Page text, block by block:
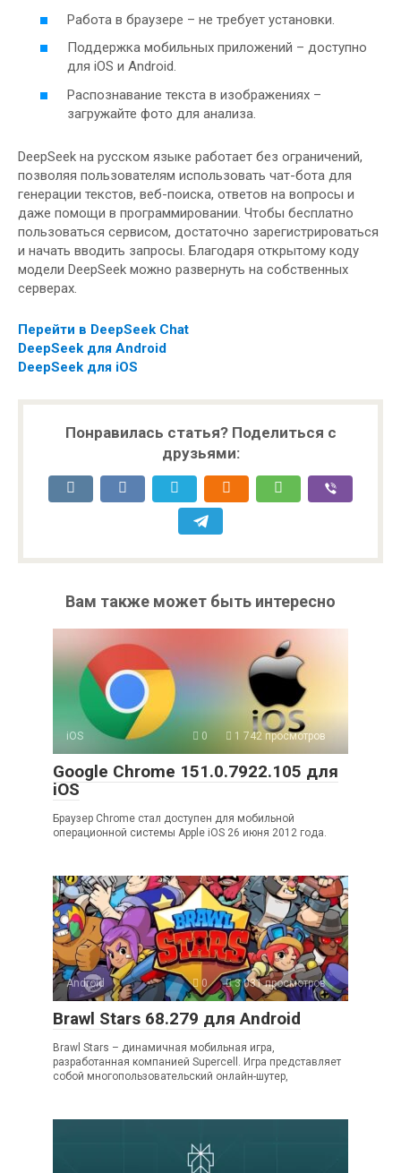
Работа в браузере – не требует установки.
Поддержка мобильных приложений – доступно
для iOS и Android.
Распознавание текста в изображениях –
загружайте фото для анализа.
DeepSeek на русском языке работает без ограничений,
позволяя пользователям использовать чат-бота для
генерации текстов, веб-поиска, ответов на вопросы и
даже помощи в программировании. Чтобы бесплатно
пользоваться сервисом, достаточно зарегистрироваться
и начать вводить запросы. Благодаря открытому коду
модели DeepSeek можно развернуть на собственных
серверах.
Перейти в DeepSeek Chat
DeepSeek для Android
DeepSeek для iOS
Понравилась статья? Поделиться с
друзьями:
Вам также может быть интересно
iOS 0 1 742 просмотров
Google Chrome 151.0.7922.105 для
iOS
Браузер Chrome стал доступен для мобильной
операционной системы Apple iOS 26 июня 2012 года.
Android 0 3 031 просмотров
Brawl Stars 68.279 для Android
Brawl Stars – динамичная мобильная игра,
разработанная компанией Supercell. Игра представляет
собой многопользовательский онлайн-шутер,